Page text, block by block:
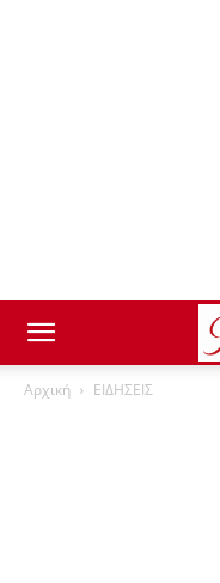
Αρχική ΕΙΔΗΣΕΙΣ